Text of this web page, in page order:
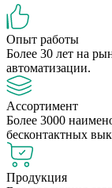
Опыт работы
Более 30 лет на
автоматизации.
Ассортимент
Более 3000
бесконтактных
Продукция